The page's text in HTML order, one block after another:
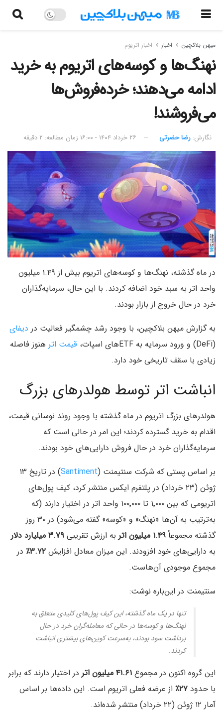
میهن بلاکچین اخبار اخبار اتریوم
نهنگ‌ها و کوسه‌های اتریوم به خرید
ادامه می‌دهند؛ خرده‌فروش‌ها
می‌فروشند!
نگارش:‌ رضا حضرتی ۲۶ خرداد ۱۴۰۴ - ۱۶:۰۰ زمان مطالعه: ۲ دقیقه
در ماه گذشته، نهنگ‌ها و کوسه‌های اتریوم بیش از ۱.۴۹ میلیون
واحد اتر به سبد خود اضافه کردند. با این حال، سرمایه‌گذاران
خرد در حال خروج از بازار بودند.
به گزارش میهن بلاکچین، با وجود رشد چشمگیر فعالیت در دیفای
(DeFi) و ورود سرمایه به ETFهای اسپات،
قیمت اتر هنوز فاصله
زیادی با سقف تاریخی خود دارد.
انباشت اتر توسط هولدرهای بزرگ
هولدرهای بزرگ اتریوم در ماه گذشته با وجود روند نوسانی قیمت،
اقدام به خرید گسترده کردند؛ این امر در حالی است که
سرمایه‌گذاران خرد در حال فروش دارایی‌های خود بودند.
بر اساس پستی که شرکت سنتیمنت (Santiment
) در تاریخ ۱۳
ژوئن (۲۳ خرداد) در پلتفرم ایکس منتشر کرد، کیف پول‌های
اتریومی که بین ۱٬۰۰۰ تا ۱۰۰٬۰۰۰ واحد اتر در اختیار دارند (که
به‌ترتیب به آن‌ها «نهنگ» و «کوسه» گفته می‌شود) در ۳۰ روز
گذشته مجموعاً
به ارزش تقریبی
به دارایی‌های خود افزودند. این میزان معادل افزایش ۳.۷۲٪ در
مجموع موجودی آن‌هاست.
سنتیمنت در این‌باره نوشت:
تنها در یک ماه گذشته، این کیف پول‌های کلیدی متعلق به
نهنگ‌ها و کوسه‌ها در حالی که معامله‌گران خرد در حال
برداشت سود بودند، به‌سرعت کوین‌های بیشتری انباشت
کردند.
این گروه اکنون در مجموع ۴۱.۶۱ میلیون اتر
در اختیار دارند که برابر
با حدود
از عرضه فعلی اتریوم است. این داده‌ها بر اساس
آمار ۱۲ ژوئن (۲۲ خرداد) منتشر شده‌اند.